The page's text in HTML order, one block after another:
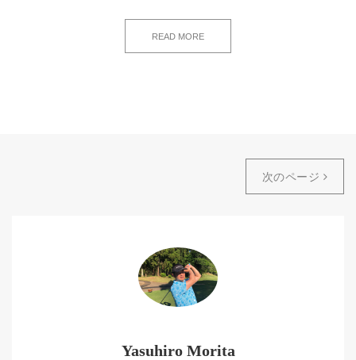
READ MORE
次のページ
Yasuhiro Morita